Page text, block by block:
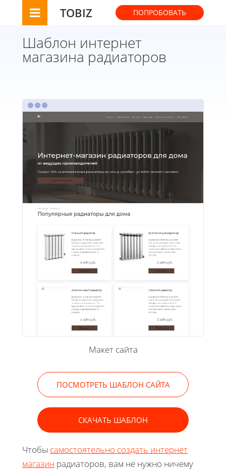
TOBIZ ПОПРОБОВАТЬ
Шаблон интернет
магазина радиаторов
Макет сайта
ПОСМОТРЕТЬ ШАБЛОН САЙТА
СКАЧАТЬ ШАБЛОН
Чтобы самостоятельно создать интернет
магазин радиаторов, вам не нужно ничему